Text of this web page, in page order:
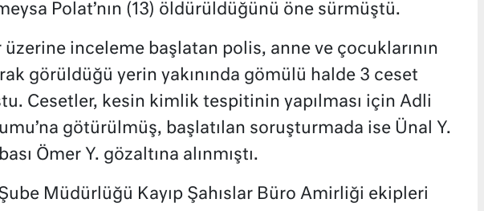
Polat’nın (13) öldürüldüğünü öne sürmüştü.
üzerine inceleme başlatan polis, anne ve çocuklarının
görüldüğü yerin yakınında gömülü halde 3 ceset
Cesetler, kesin kimlik tespitinin yapılması için Adli
götürülmüş, başlatılan soruşturmada ise Ünal Y.
Ömer Y. gözaltına alınmıştı.
Müdürlüğü Kayıp Şahıslar Büro Amirliği ekipleri